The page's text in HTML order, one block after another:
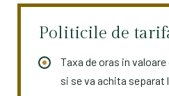
Politicile de
Taxa de oras in
si se va achita separat